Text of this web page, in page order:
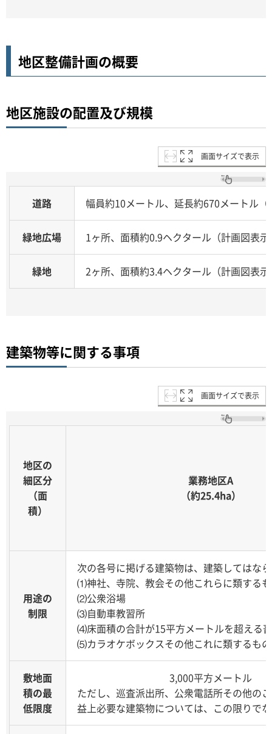
地区整備計画の概要
地区施設の配置及び規模
画面サイズで表示
道路 幅員約10メートル、延長約670メートル
緑地広場 1ヶ所、面積約0.9ヘクタール（計画図表
緑地 2ヶ所、面積約3.4ヘクタール（計画図表
建築物等に関する事項
画面サイズで表示
地区の
細区分
（面
積）
業務地区A
（約25.4ha）
用途の
制限
次の各号に掲げる建築物は、建築してはな
⑴神社、寺院、教会その他これらに類する
⑵公衆浴場
⑶自動車教習所
⑷床面積の合計が15平方メートルを超える
⑸カラオケボックスその他これに類するもの
敷地面
積の最
低限度
3,000平方メートル
ただし、巡査派出所、公衆電話所その他の
益上必要な建築物については、この限りで